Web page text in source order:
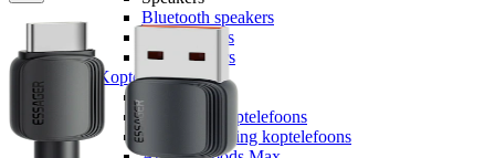
Bluetooth speakers
JBL speakers
Alle speakers
Koptelefoons
Koptelefoons
Draadloze koptelefoons
Noise cancelling koptelefoons